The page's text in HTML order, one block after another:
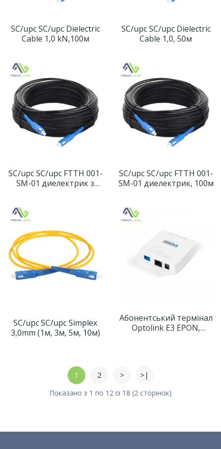
SC/upc SC/upc Dielectric
Cable 1,0 kN,100м
SC/upc SC/upc Dielectric
Cable 1,0, 50м
SC/upc SC/upc FTTH 001-
SM-01 диелектрик з
SC/upc SC/upc FTTH 001-
SM-01 диелектрик, 100м
SC/upc SC/upc Simplex
3,0mm (1м, 3м, 5м, 10м)
Абонентський термінал
Optolink E3 EPON,
1 2 > >|
Показано з 1 по 12 із 18 (2 сторінок)